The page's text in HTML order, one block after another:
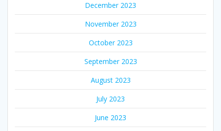
December 2023
November 2023
October 2023
September 2023
August 2023
July 2023
June 2023